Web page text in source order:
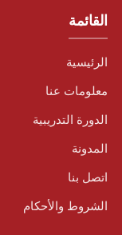
القائمة
الرئيسية
معلومات عنا
الدورة التدريبية
المدونة
اتصل بنا
الشروط والأحكام